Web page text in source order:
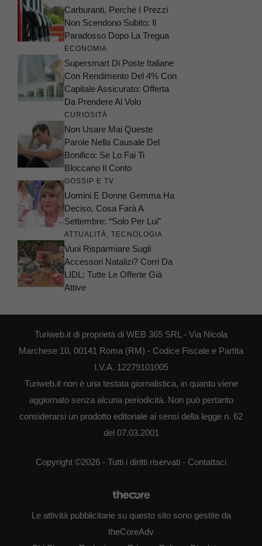
Carburanti, Perché I Prezzi
Non Scendono Subito: Il
Paradosso Dopo La Tregua
ECONOMIA
Supersmart Di Poste Italiane
Con Rendimento Del 4% Con
Capitale Assicurato: Offerta
Da Prendere Al Volo
CURIOSITÀ
Non Usare Mai Queste
Parole Nella Causale Del
Bonifico: Se Lo Fai Ti
Bloccano Il Conto
GOSSIP E TV
Uomini E Donne Gemma Ha
Deciso, Cosa Farà A
Settembre: “Solo Per Lui”
ATTUALITÀ, TECNOLOGIA
Vuoi Risparmiare Sugli
Accessori Natalizi? Corri Da
LIDL: Tutte Le Offerte Già
Attive
Turiweb.it di proprietà di WEB 365 SRL - Via Nicola
Marchese 10, 00141 Roma (RM) - Codice Fiscale e Partita
I.V.A. 12279101005
Turiweb.it non è una testata giornalistica, in quanto viene
aggiornato senza alcuna periodicità. Non può pertanto
considerarsi un prodotto editoriale ai sensi della legge n. 62
del 07.03.2001
Copyright ©2026 - Tutti i diritti riservati - Contattaci
Le attività pubblicitarie su questo sito sono gestite da
theCoreAdv